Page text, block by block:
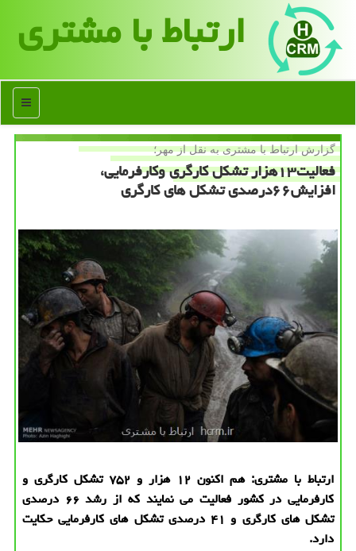
ارتباط با مشتری
منو
گزارش ارتباط با مشتری به نقل از مهر؛
فعالیت۱۳هزار تشكل كارگری وكارفرمایی،
افزایش۶۶درصدی تشكل های كارگری
ارتباط با مشتری: هم اكنون ۱۲ هزار و ۷۵۲ تشكل كارگری و
كارفرمایی در كشور فعالیت می نمایند كه از رشد ۶۶ درصدی
تشكل های كارگری و ۴۱ درصدی تشكل های كارفرمایی حكایت
دارد.